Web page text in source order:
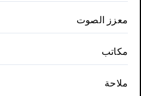
معزز الصوت
مكاتب
ملاحة